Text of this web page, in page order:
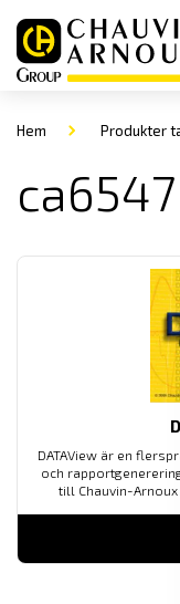
Hem Produkter
ca6547
DATAView är en
och
till Chauvin-